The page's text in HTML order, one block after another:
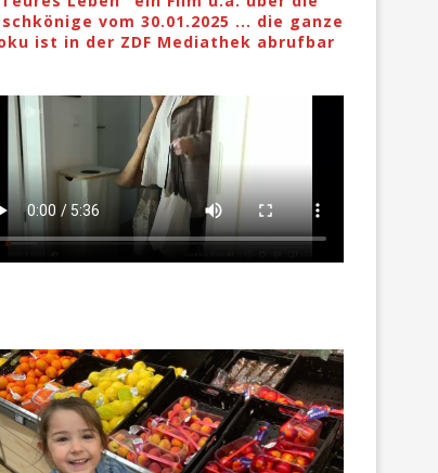
hat großen Spaß mit
neuen Sandalen
11. August 2018
vom 30.01.2025 ... die ganze
ist in der ZDF Mediathek abrufbar